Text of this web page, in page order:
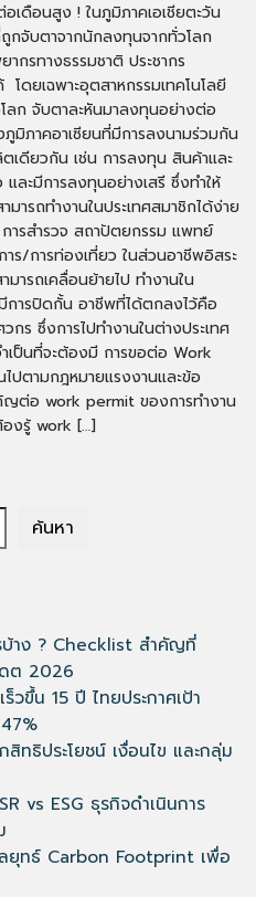
เดือนสูง ! ในภูมิภาคเอเชียตะวัน
กจับตาจากนักลงทุนจากทั่วโลก
รทางธรรมชาติ ประชากร
ดยเฉพาะอุตสาหกรรมเทคโนโลยี
ก จับตาละหันมาลงทุนอย่างต่อ
มิภาคอาเซียนที่มีการลงนามร่วมกัน
เดียวกัน เช่น การลงทุน สินค้าและ
ละมีการลงทุนอย่างเสรี ซึ่งทำให้
ารถทำงานในประเทศสมาชิกได้ง่าย
ารสำรวจ สถาปัตยกรรม แพทย์
/การท่องเที่ยว ในส่วนอาชีพอิสระ
มารถเคลื่อนย้ายไป ทำงานใน
การปิดกั้น อาชีพที่ได้ตกลงไว้คือ
ซึ่งการไปทำงานในต่างประเทศ
เป็นที่จะต้องมี การขอต่อ Work
ปตามกฎหมายแรงงานและข้อ
ญต่อ work permit ของการทำงาน
องรู้ work […]
ค้นหา
บ้าง ? Checklist สำคัญที่
ดต 2026
ขึ้น 15 ปี ไทยประกาศเป้า
สิทธิประโยชน์ เงื่อนไข และกลุ่ม
vs ESG ธุรกิจดำเนินการ
ยุทธ์ Carbon Footprint เพื่อ